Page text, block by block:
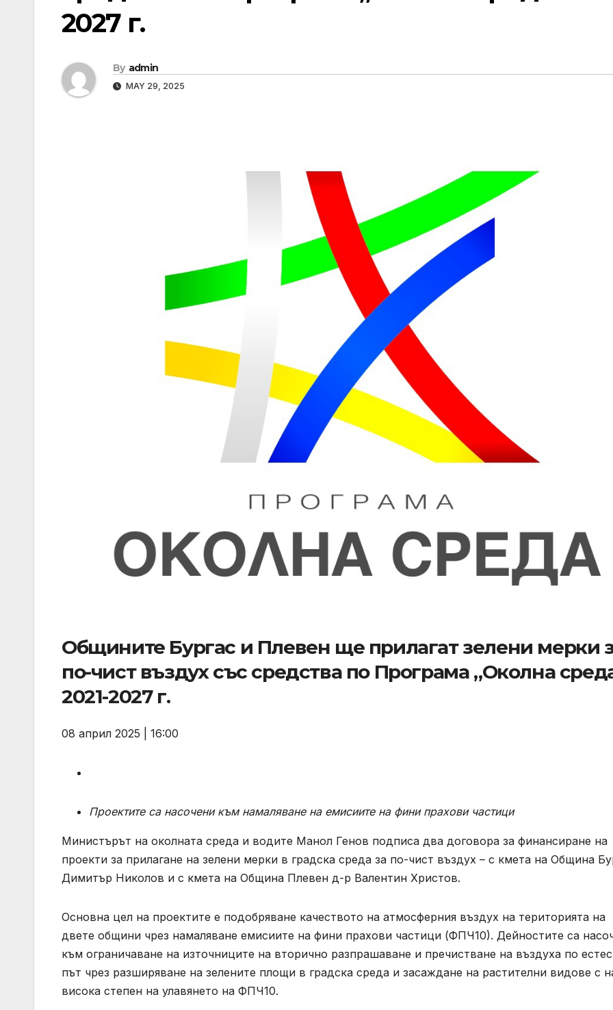
2027 г.
By admin
MAY 29, 2025
Общините Бургас и Плевен ще прилагат зелени мерки
по-чист въздух със средства по Програма „Околна
2021-2027 г.
08 април 2025 | 16:00
Проектите са насочени към намаляване на емисиите на фини прахови частици
Министърът на околната среда и водите Манол Генов подписа два договора за финансиране на
проекти за прилагане на зелени мерки в градска среда за по-чист въздух – с кмета на Община
Димитър Николов и с кмета на Община Плевен д-р Валентин Христов.
Основна цел на проектите е подобряване качеството на атмосферния въздух на територията на
двете общини чрез намаляване емисиите на фини прахови частици (ФПЧ10). Дейностите са
към ограничаване на източниците на вторично разпрашаване и пречистване на въздуха по
път чрез разширяване на зелените площи в градска среда и засаждане на растителни видове с
висока степен на улавянето на ФПЧ10.